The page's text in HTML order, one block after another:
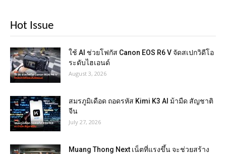
Hot Issue
ใช้ AI ช่วยโฟกัส Canon EOS R6 V จัดสเปกวิดีโอ
ระดับไฮเอนด์
August 3, 2026
สมรภูมิเดือด ถอดรหัส Kimi K3 AI ม้ามืด สัญชาติ
จีน
July 27, 2026
Muang Thong Next เน็ตที่แรงขึ้น จะช่วยสร้าง